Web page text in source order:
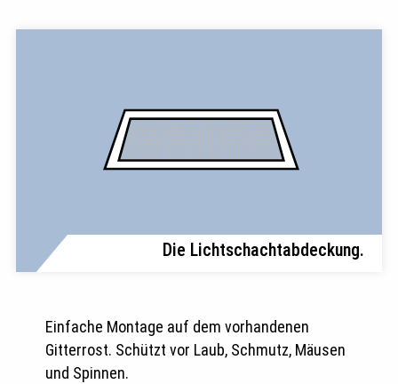
Die Lichtschachtabdeckung.
Einfache Montage auf dem vorhandenen
Gitterrost. Schützt vor Laub, Schmutz, Mäusen
und Spinnen.